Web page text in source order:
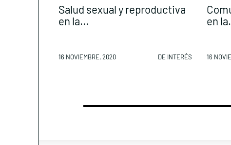
Salud sexual y reproductiva
en la...
16 NOVIEMBRE, 2020 DE INTERÉS
en
16